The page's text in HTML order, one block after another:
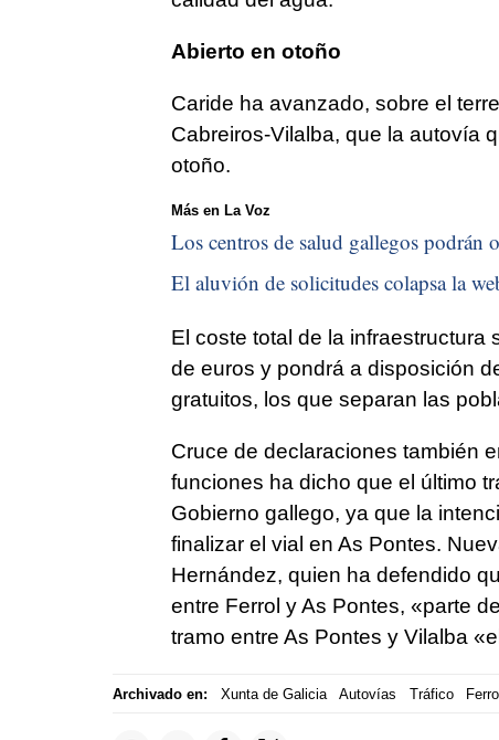
Abierto en otoño
Caride ha avanzado, sobre el
Cabreiros-Vilalba, que la autovía
otoño.
Más en La Voz
Los centros de salud gallegos podrán
El aluvión de solicitudes colapsa la
El coste total de la infraestructura
de euros y pondrá a disposición
gratuitos, los que separan las
Cruce de declaraciones también
funciones ha dicho que el último
Gobierno gallego, ya que la
finalizar el vial en As Pontes.
Hernández, quien ha defendido
entre Ferrol y As Pontes, «parte
tramo entre As Pontes y Vilalba
Archivado en: Xunta de Galicia Autovías Tráfico